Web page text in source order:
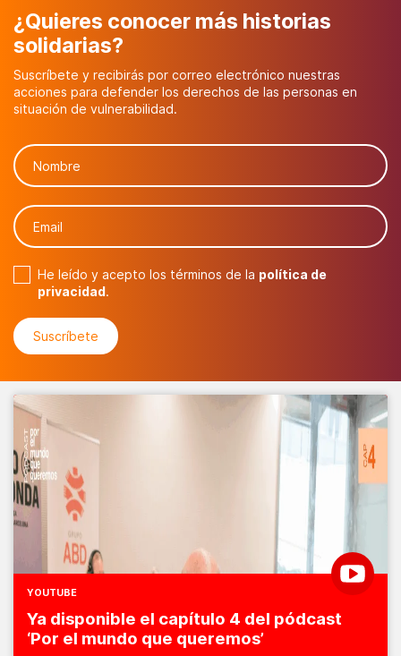
¿Quieres conocer más historias
solidarias?
Suscríbete y recibirás por correo electrónico nuestras
acciones para defender los derechos de las personas en
situación de vulnerabilidad.
He leído y acepto los términos de la política de
privacidad.
YOUTUBE
Ya disponible el capítulo 4 del pódcast
‘Por el mundo que queremos’